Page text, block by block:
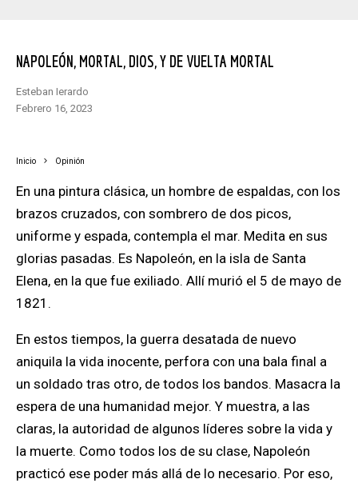
NAPOLEÓN, MORTAL, DIOS, Y DE VUELTA MORTAL
Esteban Ierardo
febrero 16, 2023
Inicio Opinión
En una pintura clásica, un hombre de espaldas, con los
brazos cruzados, con sombrero de dos picos,
uniforme y espada, contempla el mar. Medita en sus
glorias pasadas. Es Napoleón, en la isla de Santa
Elena, en la que fue exiliado. Allí murió el 5 de mayo de
1821.
En estos tiempos, la guerra desatada de nuevo
aniquila la vida inocente, perfora con una bala final a
un soldado tras otro, de todos los bandos. Masacra la
espera de una humanidad mejor. Y muestra, a las
claras, la autoridad de algunos líderes sobre la vida y
la muerte. Como todos los de su clase, Napoleón
practicó ese poder más allá de lo necesario. Por eso,